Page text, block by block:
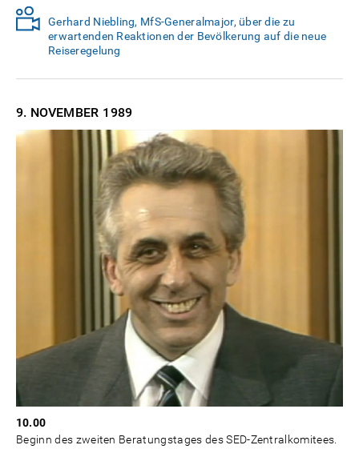
Gerhard Niebling, MfS-Generalmajor, über die zu
erwartenden Reaktionen der Bevölkerung auf die neue
Reiseregelung
9. NOVEMBER 1989
10.00
Beginn des zweiten Beratungstages des SED-Zentralkomitees.